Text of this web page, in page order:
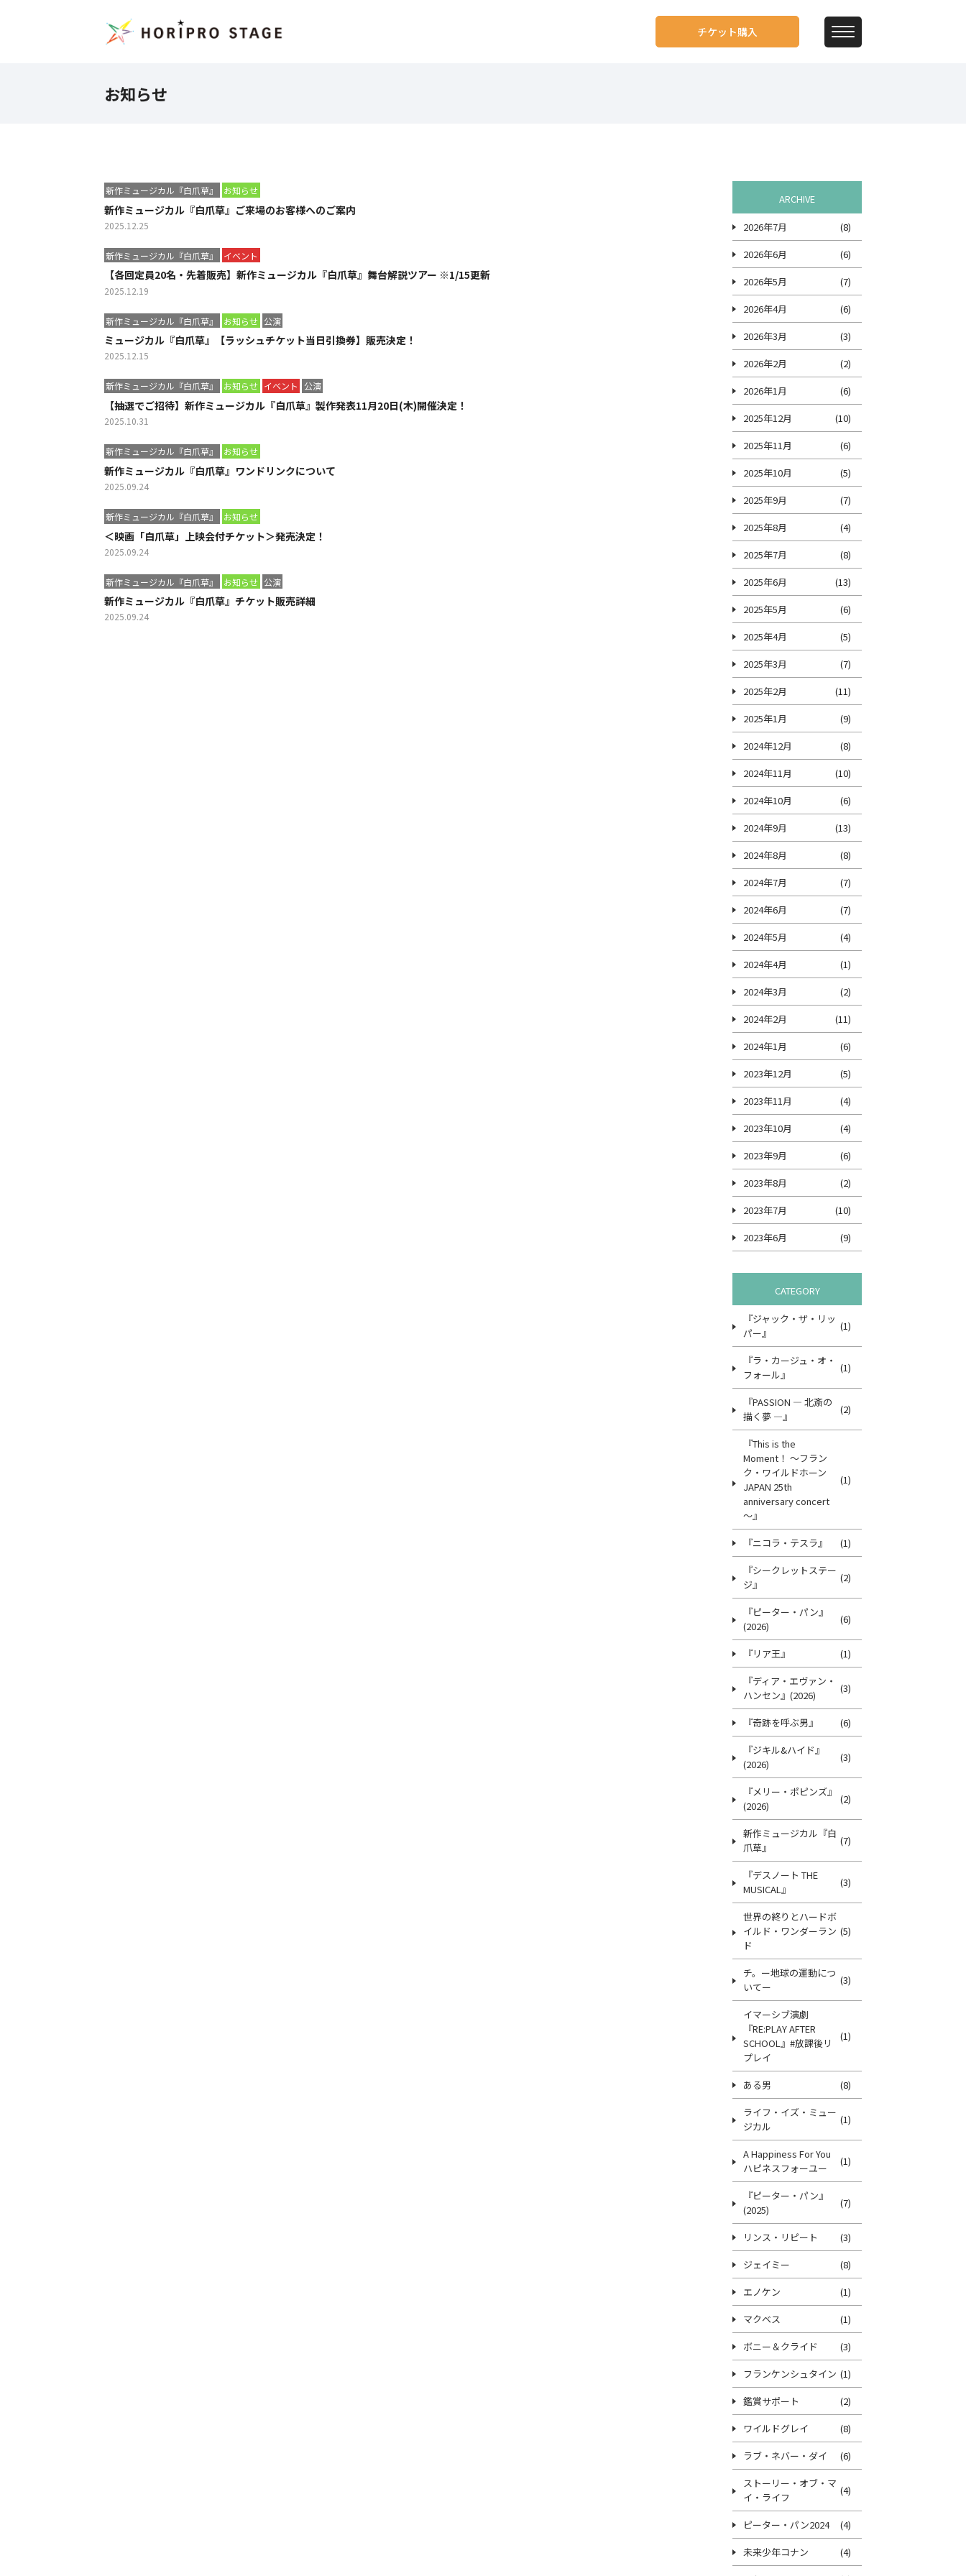
チケット購入
お知らせ
新作ミュージカル『白爪草』 お知らせ
新作ミュージカル『白爪草』ご来場のお客様へのご案内
2025.12.25
新作ミュージカル『白爪草』 イベント
【各回定員20名・先着販売】新作ミュージカル『白爪草』舞台解説ツアー ※1/15更新
2025.12.19
新作ミュージカル『白爪草』 お知らせ 公演
ミュージカル『白爪草』【ラッシュチケット当日引換券】販売決定！
2025.12.15
新作ミュージカル『白爪草』 お知らせ イベント 公演
【抽選でご招待】新作ミュージカル『白爪草』製作発表11月20日(木)開催決定！
2025.10.31
新作ミュージカル『白爪草』 お知らせ
新作ミュージカル『白爪草』ワンドリンクについて
2025.09.24
新作ミュージカル『白爪草』 お知らせ
＜映画「白爪草」上映会付チケット＞発売決定！
2025.09.24
新作ミュージカル『白爪草』 お知らせ 公演
新作ミュージカル『白爪草』チケット販売詳細
2025.09.24
ARCHIVE
2026年7月
(8)
2026年6月
(6)
2026年5月
(7)
2026年4月
(6)
2026年3月
(3)
2026年2月
(2)
2026年1月
(6)
2025年12月
(10)
2025年11月
(6)
2025年10月
(5)
2025年9月
(7)
2025年8月
(4)
2025年7月
(8)
2025年6月
(13)
2025年5月
(6)
2025年4月
(5)
2025年3月
(7)
2025年2月
(11)
2025年1月
(9)
2024年12月
(8)
2024年11月
(10)
2024年10月
(6)
2024年9月
(13)
2024年8月
(8)
2024年7月
(7)
2024年6月
(7)
2024年5月
(4)
2024年4月
(1)
2024年3月
(2)
2024年2月
(11)
2024年1月
(6)
2023年12月
(5)
2023年11月
(4)
2023年10月
(4)
2023年9月
(6)
2023年8月
(2)
2023年7月
(10)
2023年6月
(9)
CATEGORY
『ジャック・ザ・リッ
パー』
(1)
『ラ・カージュ・オ・
フォール』
(1)
『PASSION ― 北斎の
描く夢 ―』
(2)
『This is the
Moment！ ～フラン
ク・ワイルドホーン
JAPAN 25th
anniversary concert
～』
(1)
『ニコラ・テスラ』
(1)
『シークレットステー
ジ』
(2)
『ピーター・パン』
(2026)
(6)
『リア王』
(1)
『ディア・エヴァン・
ハンセン』(2026)
(3)
『奇跡を呼ぶ男』
(6)
『ジキル&ハイド』
(2026)
(3)
『メリー・ポピンズ』
(2026)
(2)
新作ミュージカル『白
爪草』
(7)
『デスノート THE
MUSICAL』
(3)
世界の終りとハードボ
イルド・ワンダーラン
ド
(5)
チ。ー地球の運動につ
いてー
(3)
イマーシブ演劇
『RE:PLAY AFTER
SCHOOL』#放課後リ
プレイ
(1)
ある男
(8)
ライフ・イズ・ミュー
ジカル
(1)
A Happiness For You
ハピネスフォーユー
(1)
『ピーター・パン』
(2025)
(7)
リンス・リピート
(3)
ジェイミー
(8)
エノケン
(1)
マクベス
(1)
ボニー＆クライド
(3)
フランケンシュタイン (1)
鑑賞サポート
(2)
ワイルドグレイ
(8)
ラブ・ネバー・ダイ
(6)
ストーリー・オブ・マ
イ・ライフ
(4)
ピーター・パン2024
(4)
未来少年コナン
(4)